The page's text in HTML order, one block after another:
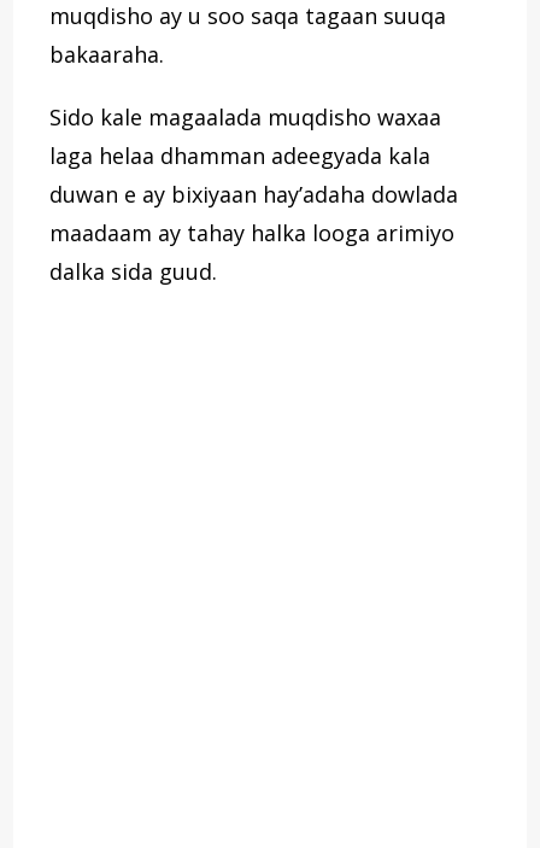
muqdisho ay u soo saqa tagaan suuqa
bakaaraha.
Sido kale magaalada muqdisho waxaa
laga helaa dhamman adeegyada kala
duwan e ay bixiyaan hay’adaha dowlada
maadaam ay tahay halka looga arimiyo
dalka sida guud.